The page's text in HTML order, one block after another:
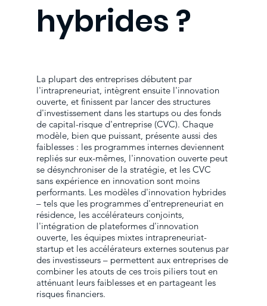
hybrides ?
La plupart des entreprises débutent par
l'intrapreneuriat, intègrent ensuite l'innovation
ouverte, et finissent par lancer des structures
d'investissement dans les startups ou des fonds
de capital-risque d'entreprise (CVC). Chaque
modèle, bien que puissant, présente aussi des
faiblesses : les programmes internes deviennent
repliés sur eux-mêmes, l'innovation ouverte peut
se désynchroniser de la stratégie, et les CVC
sans expérience en innovation sont moins
performants. Les modèles d'innovation hybrides
– tels que les programmes d'entrepreneuriat en
résidence, les accélérateurs conjoints,
l'intégration de plateformes d'innovation
ouverte, les équipes mixtes intrapreneuriat-
startup et les accélérateurs externes soutenus par
des investisseurs – permettent aux entreprises de
combiner les atouts de ces trois piliers tout en
atténuant leurs faiblesses et en partageant les
risques financiers.